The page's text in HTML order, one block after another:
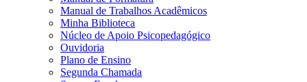
Manual de Trabalhos Acadêmicos
Minha Biblioteca
Núcleo de Apoio Psicopedagógico
Ouvidoria
Plano de Ensino
Segunda Chamada